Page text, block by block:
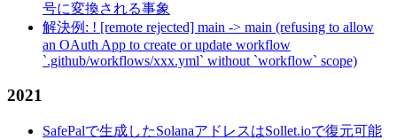
号に変換される事象
解決例: ! [remote rejected] main -> main (refusing to allow
an OAuth App to create or update workflow
`.github/workflows/xxx.yml` without `workflow` scope)
2021
SafePalで生成したSolanaアドレスはSollet.ioで復元可能